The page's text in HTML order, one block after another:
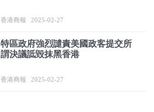
香港商報 2025-02-27
特區政府強烈譴責美國政客提交所
謂決議詆毀抹黑香港
香港商報 2025-02-27